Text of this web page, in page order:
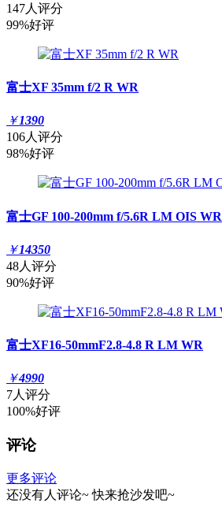
147人评分
99%好评
富士XF 35mm f/2 R WR
￥1390
106人评分
98%好评
富士GF 100-200mm f/5.6R LM OIS WR
￥14350
48人评分
90%好评
富士XF16-50mmF2.8-4.8 R LM WR
￥4990
7人评分
100%好评
评论
更多评论
还没有人评论~ 快来抢沙发吧~